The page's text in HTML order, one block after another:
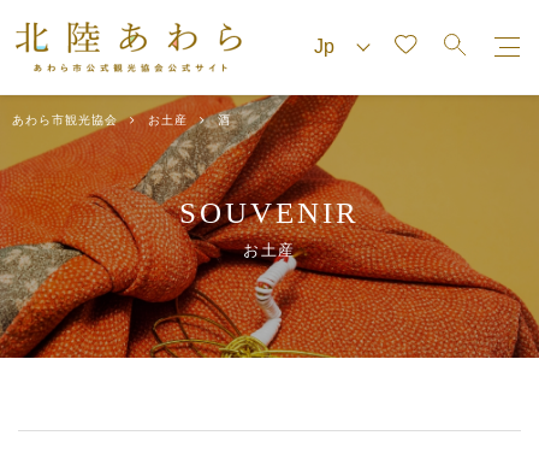
あわら市観光協会 お土産 酒
SOUVENIR
お土産